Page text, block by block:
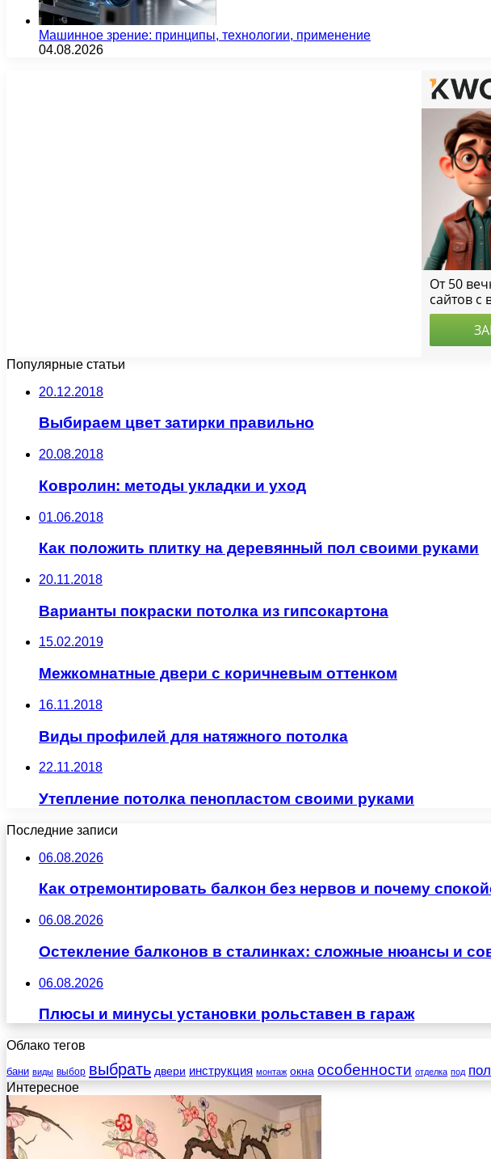
Машинное зрение: принципы, технологии, применение
04.08.2026
Популярные статьи
20.12.2018
Выбираем цвет затирки правильно
20.08.2018
Ковролин: методы укладки и уход
01.06.2018
Как положить плитку на деревянный пол своими руками
20.11.2018
Варианты покраски потолка из гипсокартона
15.02.2019
Межкомнатные двери с коричневым оттенком
16.11.2018
Виды профилей для натяжного потолка
22.11.2018
Утепление потолка пенопластом своими руками
Последние записи
06.08.2026
Как отремонтировать балкон без нервов и почему
06.08.2026
Остекление балконов в сталинках: сложные нюансы и
06.08.2026
Плюсы и минусы установки рольставен в гараж
Облако тегов
бани виды выбор выбрать двери инструкция монтаж окна особенности отделка под пол
Интересное